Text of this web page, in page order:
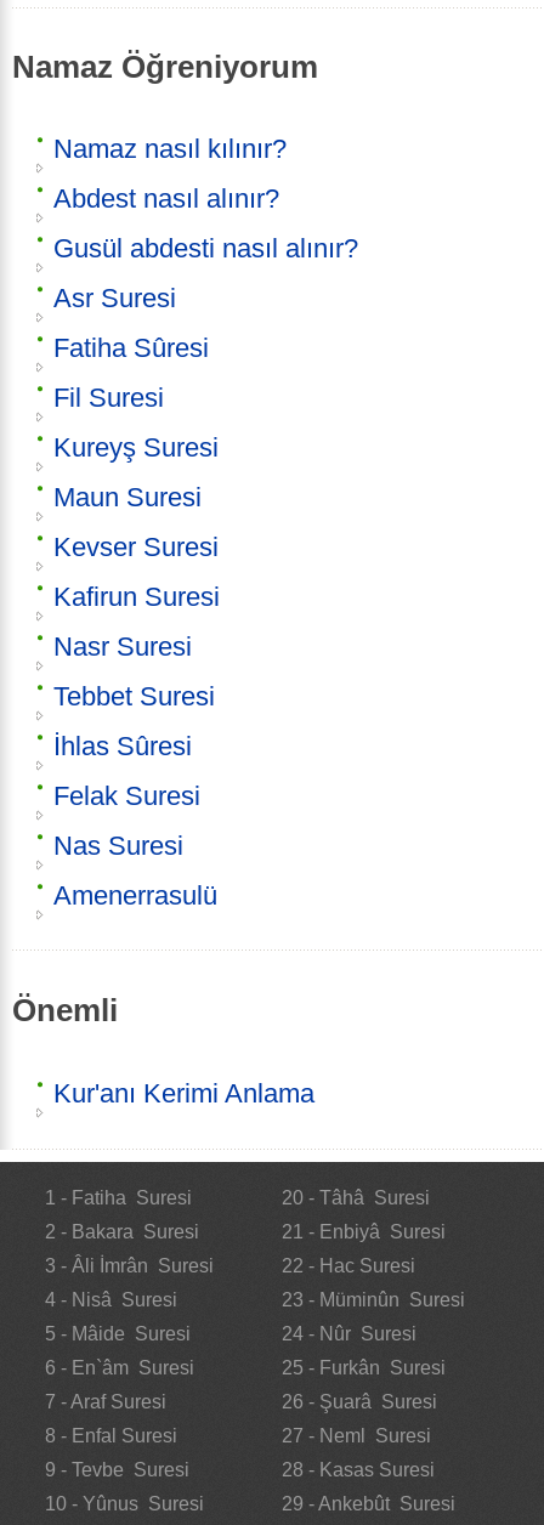
Namaz Öğreniyorum
Namaz nasıl kılınır?
Abdest nasıl alınır?
Gusül abdesti nasıl alınır?
Asr Suresi
Fatiha Sûresi
Fil Suresi
Kureyş Suresi
Maun Suresi
Kevser Suresi
Kafirun Suresi
Nasr Suresi
Tebbet Suresi
İhlas Sûresi
Felak Suresi
Nas Suresi
Amenerrasulü
Önemli
Kur'anı Kerimi Anlama
1 - Fatiha Suresi
2 - Bakara Suresi
3 - Âli İmrân Suresi
4 - Nisâ Suresi
5 - Mâide Suresi
6 - En`âm Suresi
7 - Araf Suresi
8 - Enfal Suresi
9 - Tevbe Suresi
10 - Yûnus Suresi
20 - Tâhâ Suresi
21 - Enbiyâ Suresi
22 - Hac Suresi
23 - Müminûn Suresi
24 - Nûr Suresi
25 - Furkân Suresi
26 - Şuarâ Suresi
27 - Neml Suresi
28 - Kasas Suresi
29 - Ankebût Suresi